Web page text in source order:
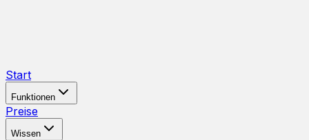
Start
Funktionen
Preise
Wissen